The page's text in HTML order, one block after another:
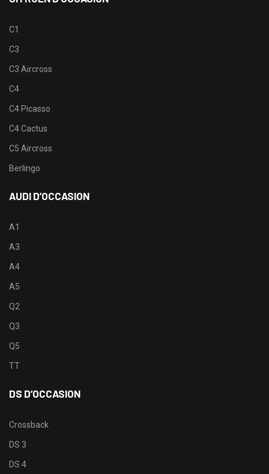
C1
C3
C3 Aircross
C4
C4 Picasso
C4 Cactus
C5 Aircross
Berlingo
AUDI D’OCCASION
A1
A3
A4
A5
Q2
Q3
Q5
TT
DS D’OCCASION
Crossback
DS 3
DS 4